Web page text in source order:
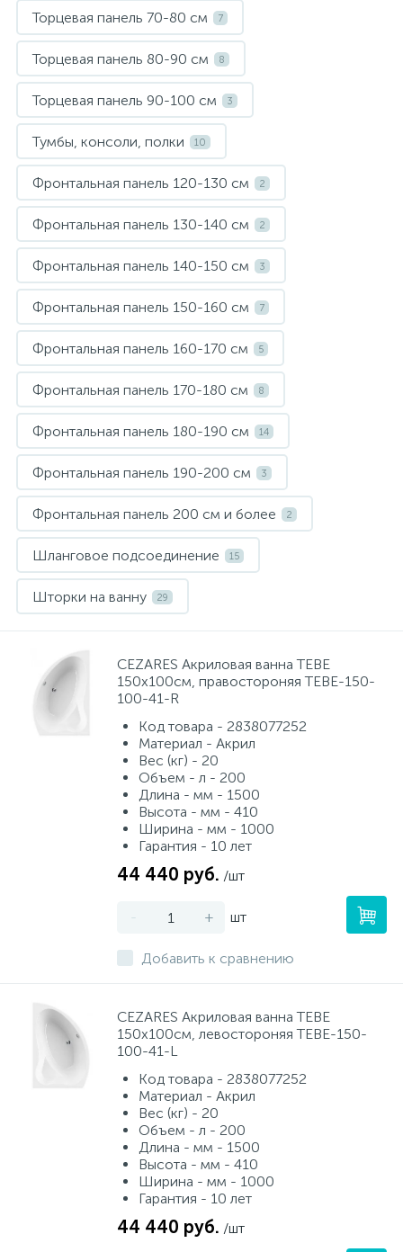
Торцевая панель 70-80 см 7
Торцевая панель 80-90 см 8
Торцевая панель 90-100 см 3
Тумбы, консоли, полки 10
Фронтальная панель 120-130 см 2
Фронтальная панель 130-140 см 2
Фронтальная панель 140-150 см 3
Фронтальная панель 150-160 см 7
Фронтальная панель 160-170 см 5
Фронтальная панель 170-180 см 8
Фронтальная панель 180-190 см 14
Фронтальная панель 190-200 см 3
Фронтальная панель 200 см и более 2
Шланговое подсоединение 15
Шторки на ванну 29
CEZARES Акриловая ванна TEBE
150x100см, правостороняя TEBE-150-
100-41-R
Код товара - 2838077252
Материал - Акрил
Вес (кг) - 20
Объем - л - 200
Длина - мм - 1500
Высота - мм - 410
Ширина - мм - 1000
Гарантия - 10 лет
44 440 руб. /шт
- + шт
Добавить к сравнению
CEZARES Акриловая ванна TEBE
150x100см, левостороняя TEBE-150-
100-41-L
Код товара - 2838077252
Материал - Акрил
Вес (кг) - 20
Объем - л - 200
Длина - мм - 1500
Высота - мм - 410
Ширина - мм - 1000
Гарантия - 10 лет
44 440 руб. /шт